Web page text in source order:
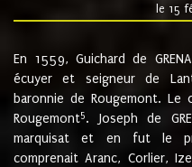
le 15
En 1559, Guichard de
écuyer et seigneur de
baronnie de Rougemont.
Rougemont5. Joseph de
marquisat et en fut le
comprenait Aranc, Corlier,